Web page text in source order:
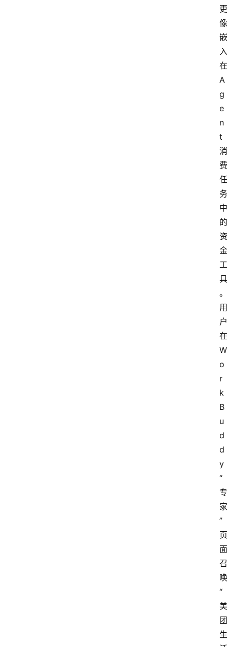
更
像
嵌
入
在
A
g
e
n
t
消
费
任
务
中
的
资
金
工
具
。
用
户
在
W
o
r
k
B
u
d
d
y
“
专
家
”
页
面
召
唤
“
美
团
生